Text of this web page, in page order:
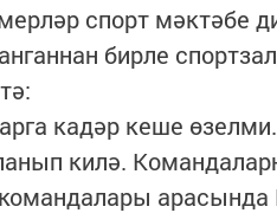
спорт мәктәбе
бирле
кадәр кеше
килә.